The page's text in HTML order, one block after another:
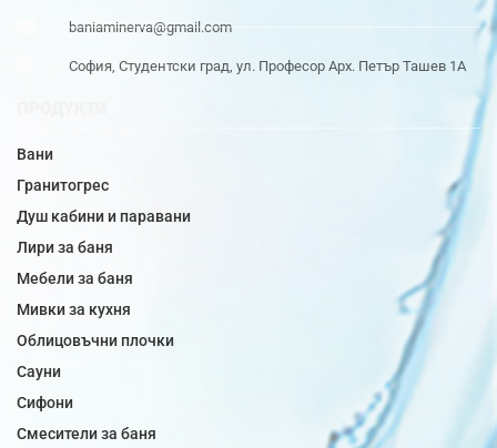
baniaminerva@gmail.com
София, Студентски град, ул. Професор Арх. Петър Ташев 1А
Вани
Гранитогрес
Душ кабини и паравани
Лири за баня
Мебели за баня
Мивки за кухня
Облицовъчни плочки
Сауни
Сифони
Смесители за баня